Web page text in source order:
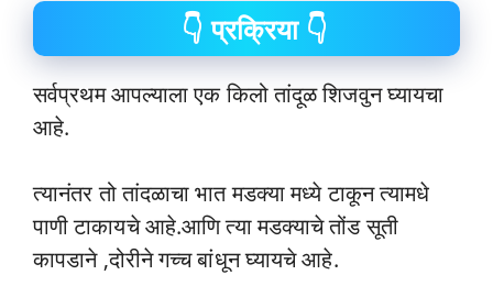
👇 प्रक्रिया 👇
सर्वप्रथम आपल्याला एक किलो तांदूळ शिजवुन घ्यायचा
आहे.
त्यानंतर तो तांदळाचा भात मडक्या मध्ये टाकून त्यामधे
पाणी टाकायचे आहे.आणि त्या मडक्याचे तोंड सूती
कापडाने ,दोरीने गच्च बांधून घ्यायचे आहे.